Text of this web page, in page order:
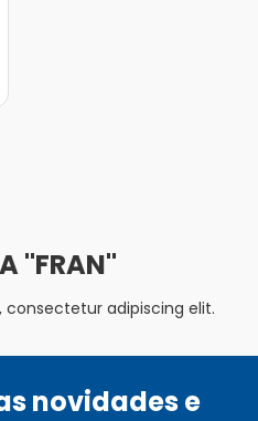
FRAN
adipiscing elit.
novidades e